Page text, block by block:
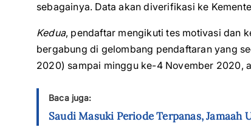
sebagainya. Data akan diverifikasi ke
Kedua, pendaftar mengikuti tes motivasi dan
bergabung di gelombang pendaftaran yang
2020) sampai minggu ke-4 November 2020,
Baca juga:
Saudi Masuki Periode Terpanas, Jamaah